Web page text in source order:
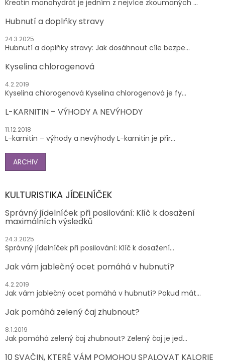
Kreatin monohydrát je jedním z nejvíce zkoumaných ...
Hubnutí a doplňky stravy
24.3.2025
Hubnutí a doplňky stravy: Jak dosáhnout cíle bezpe...
Kyselina chlorogenová
4.2.2019
Kyselina chlorogenová Kyselina chlorogenová je fy...
L-KARNITIN – VÝHODY A NEVÝHODY
11.12.2018
L-karnitin – výhody a nevýhody L-karnitin je přir...
ARCHIV
KULTURISTIKA JÍDELNÍČEK
Správný jídelníček při posilování: Klíč k dosažení
maximálních výsledků
24.3.2025
Správný jídelníček při posilování: Klíč k dosažení...
Jak vám jablečný ocet pomáhá v hubnutí?
4.2.2019
Jak vám jablečný ocet pomáhá v hubnutí? Pokud mát...
Jak pomáhá zelený čaj zhubnout?
8.1.2019
Jak pomáhá zelený čaj zhubnout? Zelený čaj je jed...
10 SVAČIN, KTERÉ VÁM POMOHOU SPALOVAT KALORIE